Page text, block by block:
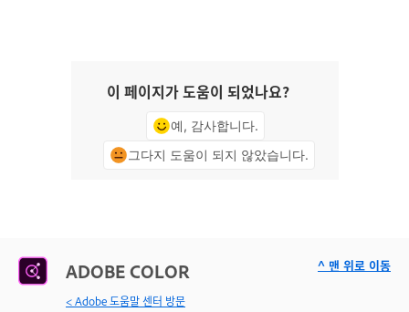
이 페이지가 도움이 되었나요?
예, 감사합니다.
그다지 도움이 되지 않았습니다.
ADOBE COLOR
< Adobe 도움말 센터 방문
^ 맨 위로 이동